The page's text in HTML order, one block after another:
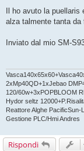
s
a
i
Il ho avuto la puellaris
alza talmente tanta da
Inviato dal mio SM-
2xMp40QD+1xJebao
120/60w+3xPOPBLOOM
Hydor seltz
Reattore Alghe
Gestione PLC/Hmi Andres
Rispondi